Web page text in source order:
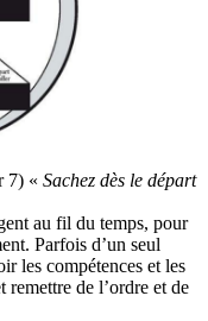
7) « Sachez dès le départ
au fil du temps, pour
Parfois d’un seul
les compétences et les
remettre de l’ordre et de